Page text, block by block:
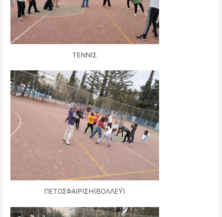
ΤΕΝΝΙΣ
ΠΕΤΟΣΦΑΙΡΙΣΗ(ΒΟΛΛΕΫ)